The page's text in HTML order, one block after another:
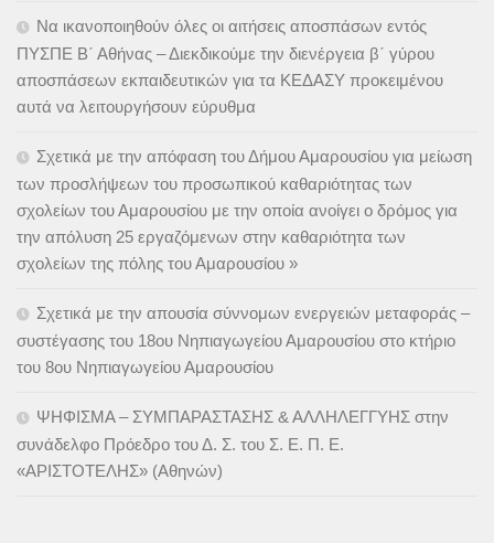
Να ικανοποιηθούν όλες οι αιτήσεις αποσπάσων εντός
ΠΥΣΠΕ Β΄ Αθήνας – Διεκδικούμε την διενέργεια β΄ γύρου
αποσπάσεων εκπαιδευτικών για τα ΚΕΔΑΣΥ προκειμένου
αυτά να λειτουργήσουν εύρυθμα
Σχετικά με την απόφαση του Δήμου Αμαρουσίου για μείωση
των προσλήψεων του προσωπικού καθαριότητας των
σχολείων του Αμαρουσίου με την οποία ανοίγει ο δρόμος για
την απόλυση 25 εργαζόμενων στην καθαριότητα των
σχολείων της πόλης του Αμαρουσίου »
Σχετικά με την απουσία σύννομων ενεργειών μεταφοράς –
συστέγασης του 18ου Νηπιαγωγείου Αμαρουσίου στο κτήριο
του 8ου Νηπιαγωγείου Αμαρουσίου
ΨΗΦΙΣΜΑ – ΣΥΜΠΑΡΑΣΤΑΣΗΣ & ΑΛΛΗΛΕΓΓΥΗΣ στην
συνάδελφο Πρόεδρο του Δ. Σ. του Σ. Ε. Π. Ε.
«ΑΡΙΣΤΟΤΕΛΗΣ» (Αθηνών)